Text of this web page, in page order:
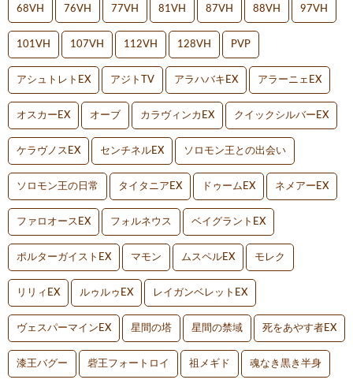
68VH 76VH 77VH 81VH 87VH 88VH 97VH
101VH 107VH 112VH 128VH PVP
アシュトレトEX アジトTV アラハバキEX アラーニェEX
オスカーEX オーブ カラヴィンカEX クイックシルバーEX
ケラヴノスEX センチネルEX ソロモン王との出会い
ソロモン王の日常 タイタニアEX ドゥームEX ネメアーEX
ファロオースEX フォルネウス ベイグラントEX
ポルターガイストEX マモン ムスペルEX モレク
リリィEX ルゥルゥEX レイガンベレットEX
ヴェスパーマインEX 星間の塔 星間の禁域 死をあやす者EX
漆王バグー 砦王フォートロイ 祖メギド 魂なき黒き半身